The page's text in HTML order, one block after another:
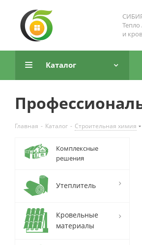
Тепло
и
Каталог
Главная - Каталог - Строительная химия
Комплексные
решения
Утеплитель
Кровельные
материалы